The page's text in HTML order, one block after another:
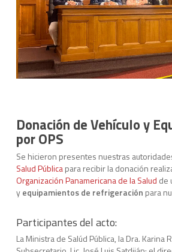
Donación de Vehículo y
por OPS
Se hicieron presentes nuestras
Salud Públicapara recibir la donación
Organización Panamericana de la Salud de
yequipamientos de refrigeración para
Participantes del acto:
La Ministra de Salúd Pública, la Dra. Karina